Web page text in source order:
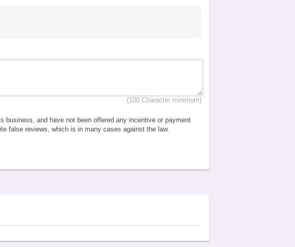
(100 Character minimum)
business, and have not been offered any incentive or payment
false reviews, which is in many cases against the law.